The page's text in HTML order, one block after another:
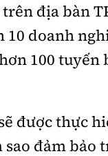
địa bàn
10 doanh
100 tuyến
được thực
đảm bảo